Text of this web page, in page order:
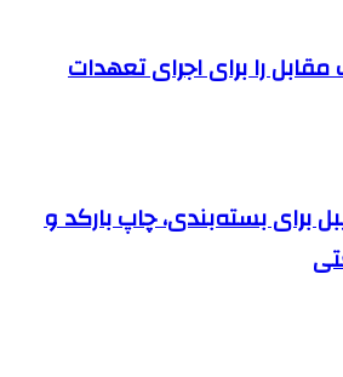
مقابل را برای اجرای تعهدات
برای بسته‌بندی، چاپ بارکد و